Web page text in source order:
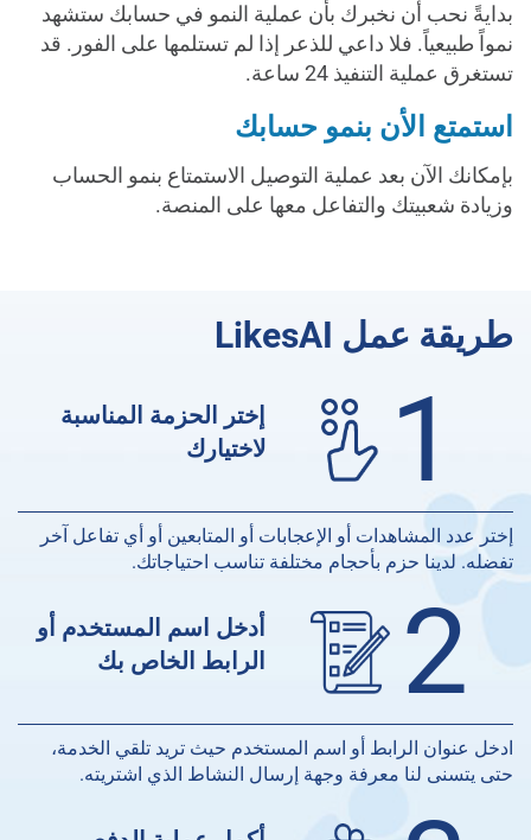
بدايةً نحب أن نخبرك بأن عملية النمو في حسابك ستشهد
نمواً طبيعياً. فلا داعي للذعر إذا لم تستلمها على الفور. قد
تستغرق عملية التنفيذ 24 ساعة.
استمتع الأن بنمو حسابك
بإمكانك الآن بعد عملية التوصيل الاستمتاع بنمو الحساب
وزيادة شعبيتك والتفاعل معها على المنصة.
طريقة عمل LikesAI
1
إختر الحزمة المناسبة
لاختيارك
إختر عدد المشاهدات أو الإعجابات أو المتابعين أو أي تفاعل آخر
تفضله. لدينا حزم بأحجام مختلفة تناسب احتياجاتك.
2
أدخل اسم المستخدم أو
الرابط الخاص بك
ادخل عنوان الرابط أو اسم المستخدم حيث تريد تلقي الخدمة،
حتى يتسنى لنا معرفة وجهة إرسال النشاط الذي اشتريته.